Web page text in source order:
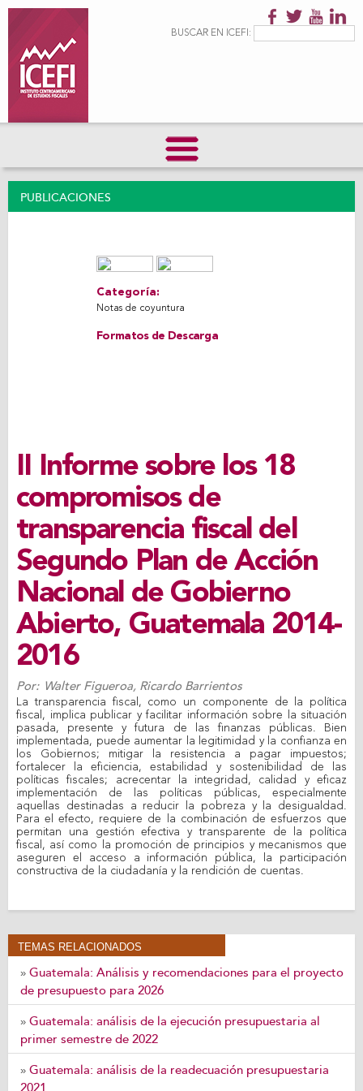
principalFormulario de
BUSCAR EN ICEFI:
PUBLICACIONES
Categoría:
Notas de coyuntura
Formatos de Descarga
II Informe sobre los 18
compromisos de
transparencia fiscal del
Segundo Plan de Acción
Nacional de Gobierno
Abierto, Guatemala 2014-
2016
Por: Walter Figueroa, Ricardo Barrientos
La transparencia fiscal, como un componente de la política
fiscal, implica publicar y facilitar información sobre la situación
pasada, presente y futura de las finanzas públicas. Bien
implementada, puede aumentar la legitimidad y la confianza en
los Gobiernos; mitigar la resistencia a pagar impuestos;
fortalecer la eficiencia, estabilidad y sostenibilidad de las
políticas fiscales; acrecentar la integridad, calidad y eficaz
implementación de las políticas públicas, especialmente
aquellas destinadas a reducir la pobreza y la desigualdad.
Para el efecto, requiere de la combinación de esfuerzos que
permitan una gestión efectiva y transparente de la política
fiscal, así como la promoción de principios y mecanismos que
aseguren el acceso a información pública, la participación
constructiva de la ciudadanía y la rendición de cuentas.
TEMAS RELACIONADOS
» Guatemala: Análisis y recomendaciones para el proyecto
de presupuesto para 2026
» Guatemala: análisis de la ejecución presupuestaria al
primer semestre de 2022
» Guatemala: análisis de la readecuación presupuestaria